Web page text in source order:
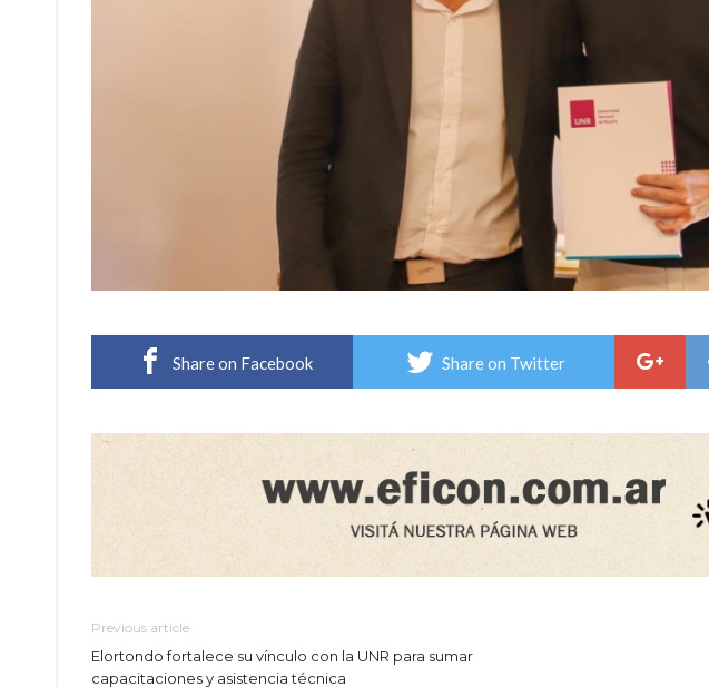
Share on Facebook Share on Twitter
Previous article
Elortondo fortalece su vínculo con la UNR para sumar
capacitaciones y asistencia técnica